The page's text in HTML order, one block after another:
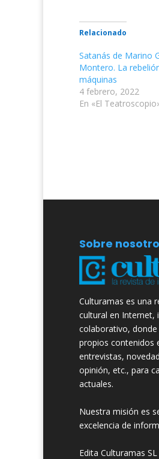
Relacionado
Satanás de Marino
Montero. La
máquinas
4 febrero, 2022
En «El
Sobre
Culturamas es una
cultural en Internet,
colaborativo,
propios contenidos
entrevistas,
opinión, etc., para
actuales.
Nuestra misión es
excelencia de
Edita Culturamas